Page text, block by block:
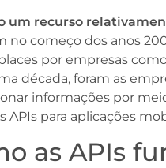
um recurso
no começo dos anos
por empresas
década, foram as
informações por
APIs para aplicações
as APIs